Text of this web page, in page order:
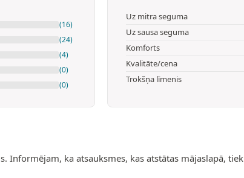
(16)
(24)
(4)
(0)
(0)
Uz mitra seguma
Uz sausa seguma
Komforts
Kvalitāte/cena
Trokšņa līmenis
ka atsauksmes, kas atstātas mājaslapā, tiek